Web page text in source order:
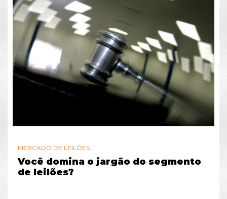
MERCADO DE LEILÕES
Você domina o jargão do segmento
de leilões?